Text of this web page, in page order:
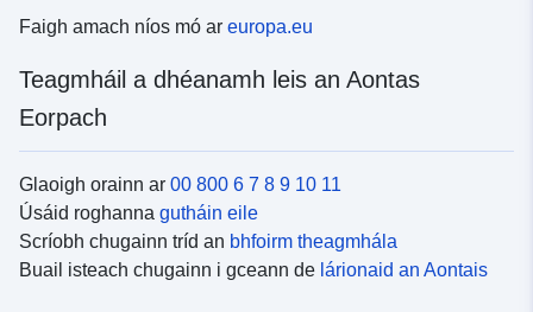
Faigh amach níos mó ar europa.eu
Teagmháil a dhéanamh leis an Aontas
Eorpach
Glaoigh orainn ar 00 800 6 7 8 9 10 11
Úsáid roghanna gutháin eile
Scríobh chugainn tríd an bhfoirm theagmhála
Buail isteach chugainn i gceann de lárionaid an Aontais